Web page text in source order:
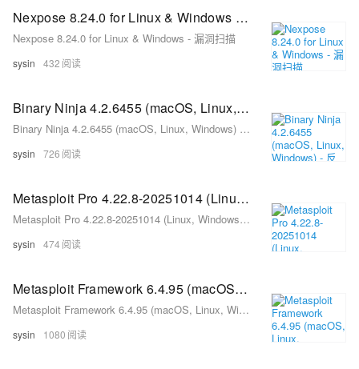
Nexpose 8.24.0 for Linux & Windows - 漏洞扫描
Nexpose 8.24.0 for Linux & Windows - 漏洞扫描
sysin 432
Binary Ninja 4.2.6455 (macOS, Linux, Windows) - 反编译器、反汇编器、调试器和二进制分析平台
Binary Ninja 4.2.6455 (macOS, Linux, Windows) - 反编译器、反汇编器、调试器和二进制分析平台
sysin 726
Metasploit Pro 4.22.8-20251014 (Linux, Windows) - 专业渗透测试框架
Metasploit Pro 4.22.8-20251014 (Linux, Windows) - 专业渗透测试框架
sysin 474
Metasploit Framework 6.4.95 (macOS, Linux, Windows) - 开源渗透测试框架
Metasploit Framework 6.4.95 (macOS, Linux, Windows) - 开源渗透测试框架
sysin 1080